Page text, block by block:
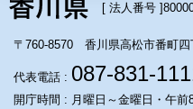
[ 法人番号 ]
〒760-8570 香川県高松市番町四
代表電話 : 087-831-
開庁時間 : 月曜日～金曜日・午前